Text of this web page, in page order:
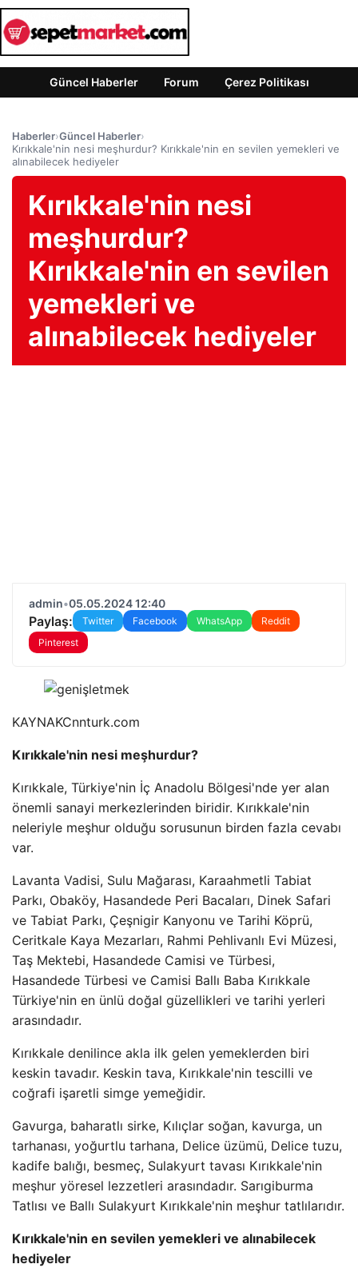
Güncel Haberler Forum Çerez Politikası
Haberler›Güncel Haberler›
Kırıkkale'nin nesi meşhurdur? Kırıkkale'nin en sevilen yemekleri ve
alınabilecek hediyeler
Kırıkkale'nin nesi
meşhurdur?
Kırıkkale'nin en sevilen
yemekleri ve
alınabilecek hediyeler
admin•05.05.2024 12:40
Paylaş: Twitter Facebook WhatsApp
Reddit
Pinterest
KAYNAKCnnturk.com
Kırıkkale'nin nesi meşhurdur?
Kırıkkale, Türkiye'nin İç Anadolu Bölgesi'nde yer alan
önemli sanayi merkezlerinden biridir. Kırıkkale'nin
neleriyle meşhur olduğu sorusunun birden fazla cevabı
var.
Lavanta Vadisi, Sulu Mağarası, Karaahmetli Tabiat
Parkı, Obaköy, Hasandede Peri Bacaları, Dinek Safari
ve Tabiat Parkı, Çeşnigir Kanyonu ve Tarihi Köprü,
Ceritkale Kaya Mezarları, Rahmi Pehlivanlı Evi Müzesi,
Taş Mektebi, Hasandede Camisi ve Türbesi,
Hasandede Türbesi ve Camisi Ballı Baba Kırıkkale
Türkiye'nin en ünlü doğal güzellikleri ve tarihi yerleri
arasındadır.
Kırıkkale denilince akla ilk gelen yemeklerden biri
keskin tavadır. Keskin tava, Kırıkkale'nin tescilli ve
coğrafi işaretli simge yemeğidir.
Gavurga, baharatlı sirke, Kılıçlar soğan, kavurga, un
tarhanası, yoğurtlu tarhana, Delice üzümü, Delice tuzu,
kadife balığı, besmeç, Sulakyurt tavası Kırıkkale'nin
meşhur yöresel lezzetleri arasındadır. Sarıgiburma
Tatlısı ve Ballı Sulakyurt Kırıkkale'nin meşhur tatlılarıdır.
Kırıkkale'nin en sevilen yemekleri ve alınabilecek
hediyeler